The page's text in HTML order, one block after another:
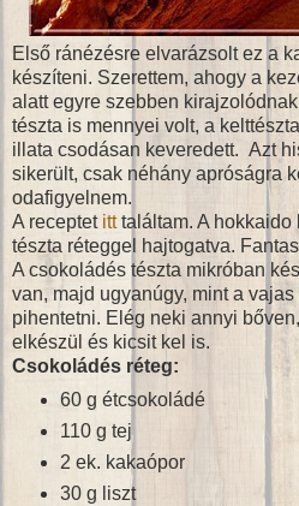
Első ránézésre elvarázsolt ez a
készíteni. Szerettem, ahogy a
alatt egyre szebben
tészta is mennyei volt, a
illata csodásan keveredett. Azt
sikerült, csak néhány apróságra
odafigyelnem.
A receptet itttaláltam. A hokkaido
tészta réteggel hajtogatva.
A csokoládés tészta mikróban
van, majd ugyanúgy, mint a vajas
pihentetni. Elég neki annyi
elkészül és kicsit kel is.
Csokoládés réteg:
60 g étcsokoládé
110 g tej
2 ek. kakaópor
30 g liszt